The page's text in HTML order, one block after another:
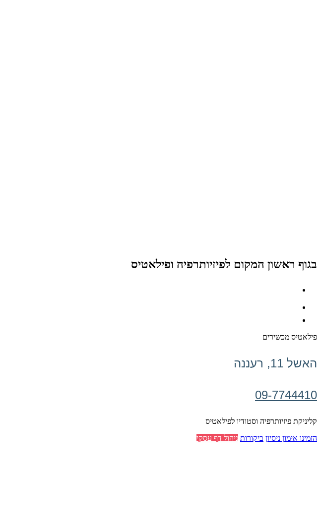
בגוף ראשון המקום לפיזיותרפיה ופילאטיס
פילאטיס מכשירים
האשל 11, רעננה
09-7744410
קליניקת פיזיותרפיה וסטודיו לפילאטיס
הזמינו אימון ניסיון ביקורות ניהול דף עסקי